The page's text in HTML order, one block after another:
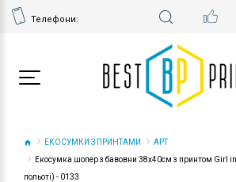
Телефони:
ЕКОСУМКИ З ПРИНТАМИ
АРТ
Екосумка шопер з бавовни 38х40см з принтом Girl
польоті) - 0133